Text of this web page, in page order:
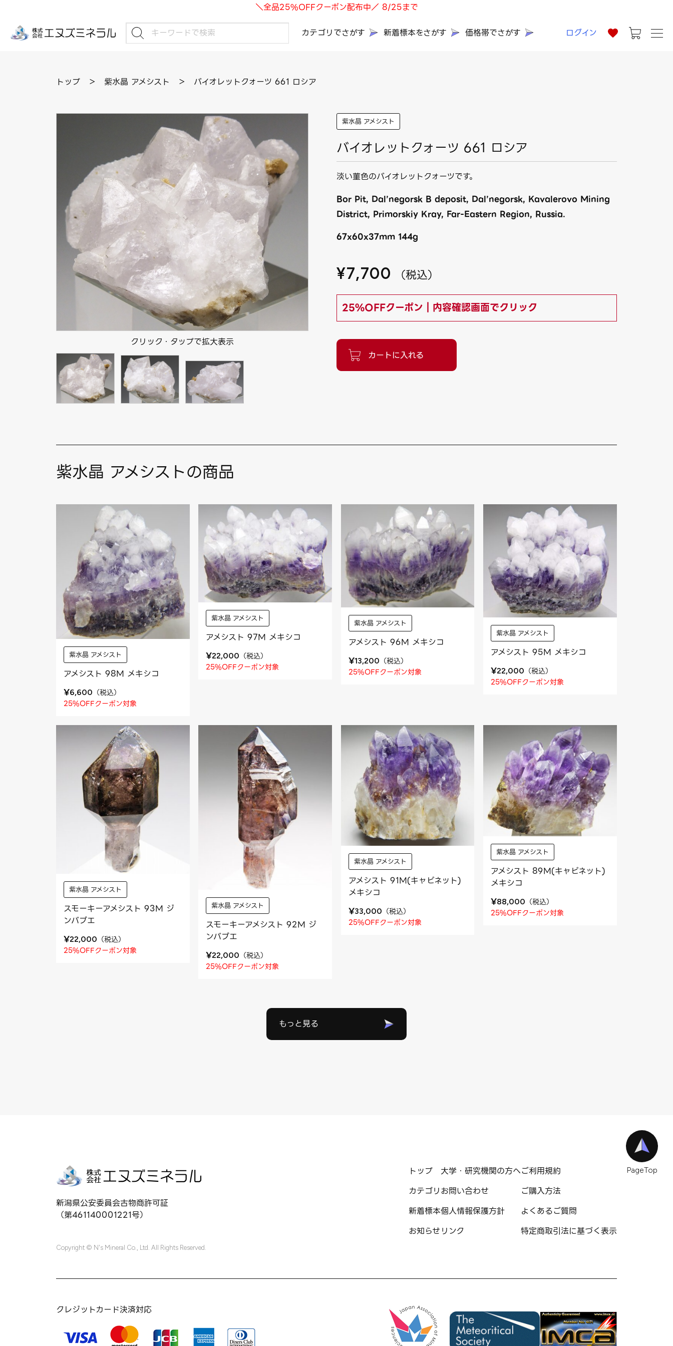
＼全品25%OFFクーポン配布中／ 8/25まで
カテゴリでさがす 新着標本をさがす 価格帯でさがす ログイン
トップ ＞ 紫水晶 アメシスト ＞ バイオレットクォーツ 661 ロシア
クリック・タップで拡大表示
紫水晶 アメシスト
バイオレットクォーツ 661 ロシア
淡い菫色のバイオレットクォーツです。
Bor Pit, Dal’negorsk B deposit, Dal’negorsk, Kavalerovo Mining
District, Primorskiy Kray, Far-Eastern Region, Russia.
67x60x37mm 144g
¥7,700 （税込）
25%OFFクーポン｜内容確認画面でクリック
紫水晶 アメシストの商品
紫水晶 アメシスト
アメシスト 98M メキシコ
¥6,600 （税込）
25%OFFクーポン対象
紫水晶 アメシスト
アメシスト 97M メキシコ
¥22,000 （税込）
25%OFFクーポン対象
紫水晶 アメシスト
アメシスト 96M メキシコ
¥13,200 （税込）
25%OFFクーポン対象
紫水晶 アメシスト
アメシスト 95M メキシコ
¥22,000 （税込）
25%OFFクーポン対象
紫水晶 アメシスト
スモーキーアメシスト 93M ジ
ンバブエ
¥22,000 （税込）
25%OFFクーポン対象
紫水晶 アメシスト
スモーキーアメシスト 92M ジ
ンバブエ
¥22,000 （税込）
25%OFFクーポン対象
紫水晶 アメシスト
アメシスト 91M(キャビネット)
メキシコ
¥33,000 （税込）
25%OFFクーポン対象
紫水晶 アメシスト
アメシスト 89M(キャビネット)
メキシコ
¥88,000 （税込）
25%OFFクーポン対象
もっと見る
PageTop
新潟県公安委員会古物商許可証
（第461140001221号）
Copyright © N's Mineral Co., Ltd. All Rights Reserved.
トップ
カテゴリ
新着標本
お知らせ
大学・研究機関の方へ
お問い合わせ
個人情報保護方針
リンク
ご利用規約
ご購入方法
よくあるご質問
特定商取引法に基づく表示
クレジットカード決済対応